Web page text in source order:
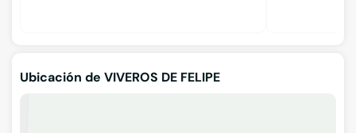
Ubicación de VIVEROS DE FELIPE